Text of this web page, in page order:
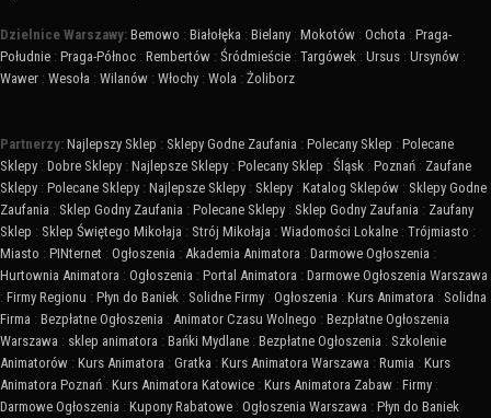
Dzielnice Warszawy: Bemowo : Białołęka : Bielany : Mokotów : Ochota : Praga-
Południe : Praga-Północ : Rembertów : Śródmieście : Targówek : Ursus : Ursynów :
Wawer : Wesoła : Wilanów : Włochy : Wola : Żoliborz
Partnerzy: Najlepszy Sklep : Sklepy Godne Zaufania : Polecany Sklep : Polecane
Sklepy : Dobre Sklepy : Najlepsze Sklepy : Polecany Sklep : Śląsk : Poznań : Zaufane
Sklepy : Polecane Sklepy : Najlepsze Sklepy : Sklepy : Katalog Sklepów : Sklepy Godne
Zaufania : Sklep Godny Zaufania : Polecane Sklepy : Sklep Godny Zaufania : Zaufany
Sklep : Sklep Świętego Mikołaja : Strój Mikołaja : Wiadomości Lokalne : Trójmiasto :
Miasto : PINternet : Ogłoszenia : Akademia Animatora : Darmowe Ogłoszenia :
Hurtownia Animatora : Ogłoszenia : Portal Animatora : Darmowe Ogłoszenia Warszawa
: Firmy Regionu : Płyn do Baniek : Solidne Firmy : Ogłoszenia : Kurs Animatora : Solidna
Firma : Bezpłatne Ogłoszenia : Animator Czasu Wolnego : Bezpłatne Ogłoszenia
Warszawa : sklep animatora : Bańki Mydlane : Bezpłatne Ogłoszenia : Szkolenie
Animatorów : Kurs Animatora : Gratka : Kurs Animatora Warszawa : Rumia : Kurs
Animatora Poznań : Kurs Animatora Katowice : Kurs Animatora Zabaw : Firmy :
Darmowe Ogłoszenia : Kupony Rabatowe : Ogłoszenia Warszawa : Płyn do Baniek